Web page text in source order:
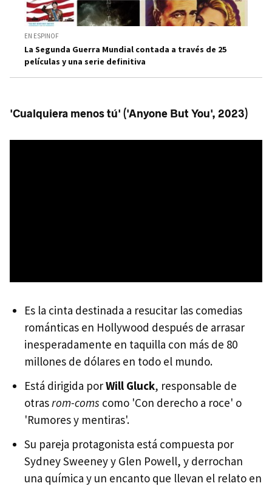
EN ESPINOF
La Segunda Guerra Mundial contada a través de 25
películas y una serie definitiva
'Cualquiera menos tú' ('Anyone But You', 2023)
Es la cinta destinada a resucitar las comedias
románticas en Hollywood después de arrasar
inesperadamente en taquilla con más de 80
millones de dólares en todo el mundo.
Está dirigida porWill Gluck, responsable de
otrasrom-coms como 'Con derecho a roce' o
'Rumores y mentiras'.
Su pareja protagonista está compuesta por
Sydney Sweeney y Glen Powell, y derrochan
una química y un encanto que llevan el relato en